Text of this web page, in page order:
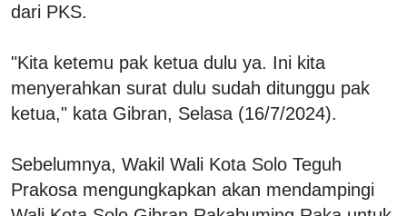
dari PKS.
"Kita ketemu pak ketua dulu ya. Ini kita
menyerahkan surat dulu sudah ditunggu pak
ketua," kata Gibran, Selasa (16/7/2024).
Sebelumnya, Wakil Wali Kota Solo Teguh
Prakosa mengungkapkan akan mendampingi